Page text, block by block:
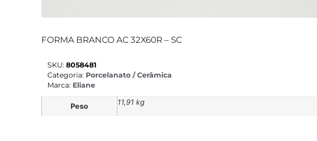
FORMA BRANCO AC 32X60R – SC
SKU: 8058481
Categoria: Porcelanato / Cerâmica
Marca: Eliane
Peso 11,91 kg